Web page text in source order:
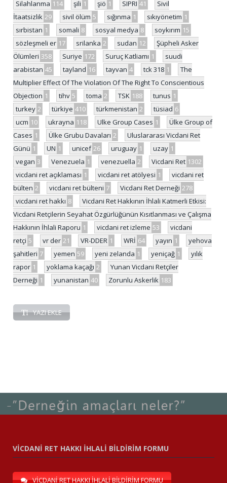
Silahlanma 114 şili 1 şiö 1 SIPRI 41
Sivil
İtaatsizlik 29 sivil ölüm 5 sığınma 1 sıkıyönetim 1
sırbistan 1 somali 8 sosyal medya 8 soykırım 15
sözleşmeli er 17 srilanka 2 sudan 12
Şüpheli Asker
Ölümleri 358 Suriye 172 Suruç Katliamı 1
suudi
arabistan 45 tayland 16 tayvan 4 tck 318 1
The
Multiplier Effect Of The Violation Of The Right To Conscientious
Objection 1 tihv 5 toma 2 TSK 188 tunus 1
turkey 2 türkiye 410 türkmenistan 2 tüsiad 6
ucm 10 ukrayna 118 Ulke Group Cases 1
Ülke Group of
Cases 1 Ülke Grubu Davaları 2
Uluslararası Vicdani Ret
Günü 1 UN 1 unicef 26 uruguay 1 uzay 1
vegan 3 Venezuela 1 venezuella 2 Vicdani Ret 1302
vicdani ret açıklaması 1 vicdani ret atölyesi 1
vicdani ret
bülten 2 vicdani ret bülteni 7 Vicdani Ret Derneği 278
vicdani ret hakkı 8
Vicdani Ret Hakkının İhlali Katmerli Etkisi:
Vicdani Retçilerin Seyahat Özgürlüğünün Kısıtlanması ve Çalışma
Hakkının İhlali Raporu 1 vicdani ret izleme 53
vicdani
retçi 5 vr der 21 VR-DDER 1 WRİ 64 yayın 1
yehova
şahitleri 7 yemen 59 yeni zelanda 1 yeniçağ 1
yılık
rapor 1 yoklama kaçağı 2
Yunan Vicdani Retçiler
Derneği 1 yunanistan 40 Zorunlu Askerlik 183
YAZI EKLE
VİCDANİ RET HAKKI İHLALİ BİLDİRİM FORMU
VİCDANİ RET HAKKI İHLALİ BİLDİRİM FORMU